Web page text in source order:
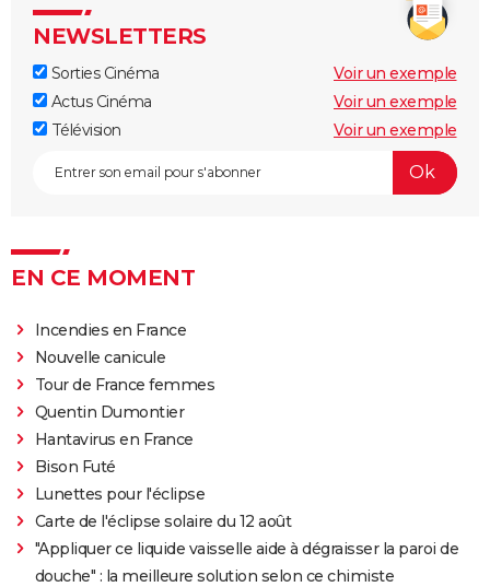
est-il inspiré d'une histoire vraie ?
Juré n°2 : s'agit-il (véritablement) du dernier film de
Clint Eastwood ?
Le Parrain
Il était une fois en Amérique
Peter von Kant
Nomadland : synopsis, casting, Oscars, photos,
Sound of Metal
Slalom
Oh Canada : que vaut le film avec Richard Gere et
Jacob Elordi présenté au Festival de Cannes ?
NEWSLETTERS
Sorties Cinéma
Voir un exemple
Actus Cinéma
Voir un exemple
Télévision
Voir un exemple
EN CE MOMENT
Incendies en France
Nouvelle canicule
Tour de France femmes
Quentin Dumontier
Hantavirus en France
Bison Futé
Lunettes pour l'éclipse
Carte de l'éclipse solaire du 12 août
"Appliquer ce liquide vaisselle aide à dégraisser la paroi de
douche" : la meilleure solution selon ce chimiste